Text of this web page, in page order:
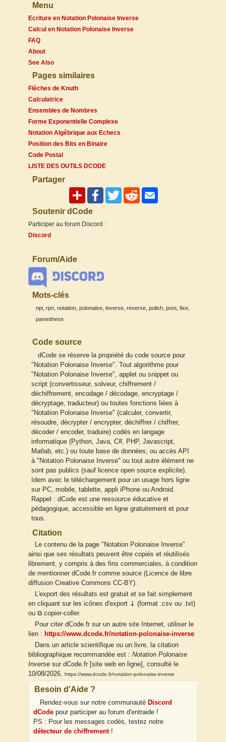
Menu
Ecriture en Notation Polonaise Inverse
Calcul en Notation Polonaise Inverse
FAQ
About
See Also
Pages similaires
Flèches de Knuth
Calculatrice
Ensembles de Nombres
Forme Exponentielle Complexe
Notation Algébrique aux Echecs
Position des Bits en Binaire
Code Postal
LISTE DES OUTILS DCODE
Partager
Soutenir dCode
Participer au forum Discord :
Discord
Forum/Aide
Mots-clés
npi, rpn, notation, polonaise, inverse, reverse, polish, post, fixe,
parenthese
Code source
dCode se réserve la propriété du code source pour
"Notation Polonaise Inverse". Tout algorithme pour
"Notation Polonaise Inverse", applet ou snippet ou
script (convertisseur, solveur, chiffrement /
déchiffrement, encodage / décodage, encryptage /
décryptage, traducteur) ou toutes fonctions liées à
"Notation Polonaise Inverse" (calculer, convertir,
résoudre, décrypter / encrypter, déchiffrer / chiffrer,
décoder / encoder, traduire) codés en langage
informatique (Python, Java, C#, PHP, Javascript,
Matlab, etc.) ou toute base de données, ou accès API
à "Notation Polonaise Inverse" ou tout autre élément ne
sont pas publics (sauf licence open source explicite).
Idem avec le téléchargement pour un usage hors ligne
sur PC, mobile, tablette, appli iPhone ou Android.
Rappel : dCode est une ressource éducative et
pédagogique, accessible en ligne gratuitement et pour
tous.
Citation
Le contenu de la page "Notation Polonaise Inverse"
ainsi que ses résultats peuvent être copiés et réutilisés
librement, y compris à des fins commerciales, à condition
de mentionner dCode.fr comme source (Licence de libre
diffusion Creative Commons CC-BY).
L'export des résultats est gratuit et se fait simplement
en cliquant sur les icônes d'export ⤓ (format .csv ou .txt)
ou ⧉ copier-coller.
Pour citer dCode.fr sur un autre site Internet, utiliser le
lien : https://www.dcode.fr/notation-polonaise-inverse
Dans un article scientifique ou un livre, la citation
bibliographique recommandée est : Notation Polonaise
Inverse sur dCode.fr [site web en ligne], consulté le
10/08/2026, https://www.dcode.fr/notation-polonaise-inverse
Besoin d'Aide ?
Rendez-vous sur notre communauté Discord
dCode pour participer au forum d'entraide !
PS : Pour les messages codés, testez notre
détecteur de chiffrement!